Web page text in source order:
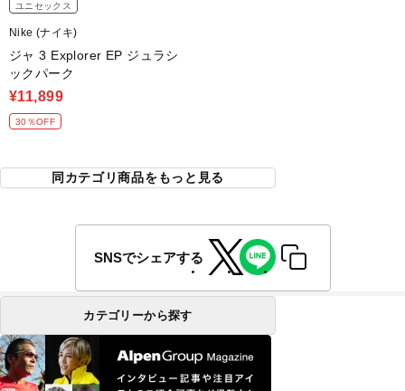
ユニセックス
Nike (ナイキ)
ジャ 3 Explorer EP ジュラシ
ックパーク
¥11,899
30％OFF
同カテゴリ商品をもっと見る
SNSでシェアする
カテゴリーから探す